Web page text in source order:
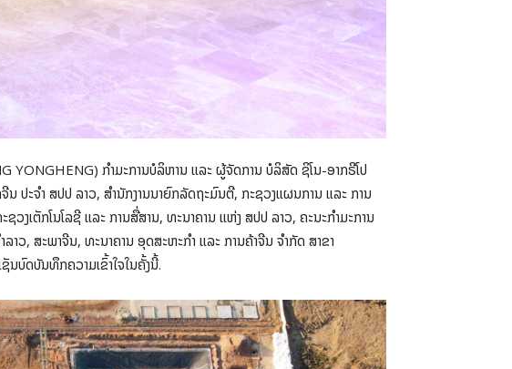
YONGHENG) ກໍາມະການບໍລິຫານ ແລະ ຜູ້ຈັດການ ບໍລິສັດ ຊິໂນ-ອາກຣີໂປ
ປະຈໍາ ສປປ ລາວ, ສໍານັກງານນາຍົກລັດຖະມົນຕີ, ກະຊວງແຜນການ ແລະ ການ
ງເຕັກໂນໂລຊີ ແລະ ການສື່ສານ, ທະນາຄານ ແຫ່ງ ສປປ ລາວ, ຄະນະກໍາມະການ
ວ, ສະພາຈີນ, ທະນາຄານ ອຸດສະຫະກໍາ ແລະ ການຄ້າຈີນ ຈຳກັດ ສາຂາ
ບົດບັນທຶກຄວາມເຂົ້າໃຈໃນຄັ້ງນີ້.